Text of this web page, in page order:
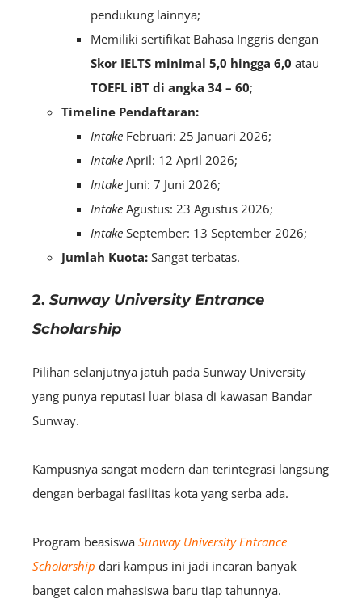
pendukung lainnya;
Memiliki sertifikat Bahasa Inggris dengan
Skor IELTS minimal 5,0 hingga 6,0 atau
TOEFL iBT di angka 34 – 60;
Timeline Pendaftaran:
Intake Februari: 25 Januari 2026;
Intake April: 12 April 2026;
Intake Juni: 7 Juni 2026;
Intake Agustus: 23 Agustus 2026;
Intake September: 13 September 2026;
Jumlah Kuota: Sangat terbatas.
2. Sunway University Entrance
Scholarship
Pilihan selanjutnya jatuh pada Sunway University
yang punya reputasi luar biasa di kawasan Bandar
Sunway.
Kampusnya sangat modern dan terintegrasi langsung
dengan berbagai fasilitas kota yang serba ada.
Program beasiswa Sunway University Entrance
Scholarship dari kampus ini jadi incaran banyak
banget calon mahasiswa baru tiap tahunnya.